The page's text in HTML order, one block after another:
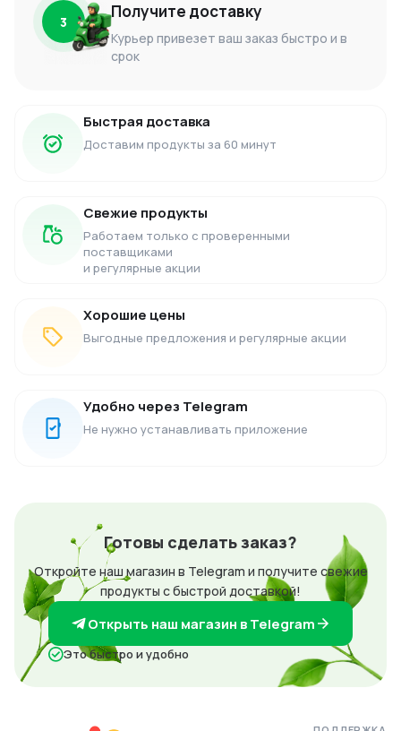
3 Получите доставку
Курьер привезет ваш заказ быстро и в
срок
Быстрая доставка
Доставим продукты за 60 минут
Свежие продукты
Работаем только с проверенными
поставщиками
и регулярные акции
Хорошие цены
Выгодные предложения и регулярные акции
Удобно через Telegram
Не нужно устанавливать приложение
Готовы сделать заказ?
Откройте наш магазин в Telegram и получите свежие
продукты с быстрой доставкой!
Открыть наш магазин в Telegram
Это быстро и удобно